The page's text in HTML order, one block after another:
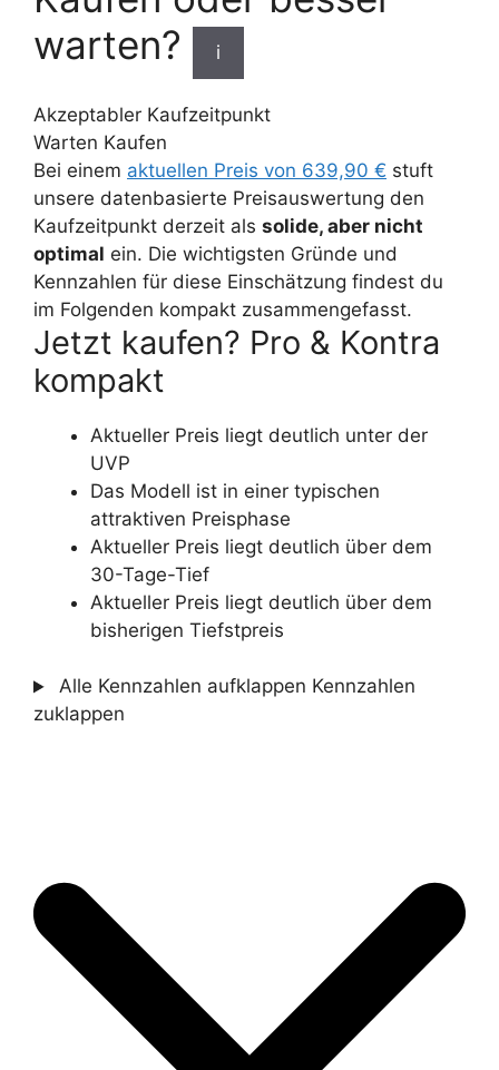
warten?
i
Akzeptabler Kaufzeitpunkt
Warten Kaufen
Bei einem aktuellen Preis von 639,90 € stuft
unsere datenbasierte Preisauswertung den
Kaufzeitpunkt derzeit als solide, aber nicht
optimal ein. Die wichtigsten Gründe und
Kennzahlen für diese Einschätzung findest du
im Folgenden kompakt zusammengefasst.
Jetzt kaufen? Pro & Kontra
kompakt
Aktueller Preis liegt deutlich unter der
UVP
Das Modell ist in einer typischen
attraktiven Preisphase
Aktueller Preis liegt deutlich über dem
30-Tage-Tief
Aktueller Preis liegt deutlich über dem
bisherigen Tiefstpreis
Alle Kennzahlen aufklappen Kennzahlen
zuklappen